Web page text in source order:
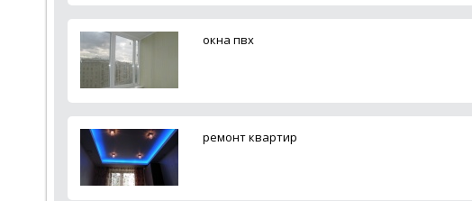
окна пвх
ремонт квартир